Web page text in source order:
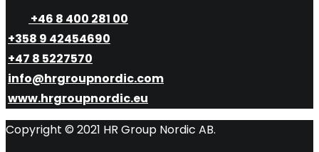
+46 8 400 281 00
+358 9 42454690
+47 8 5227570
info@hrgroupnordic.com
www.hrgroupnordic.eu
Copyright © 2021 HR Group Nordic AB.